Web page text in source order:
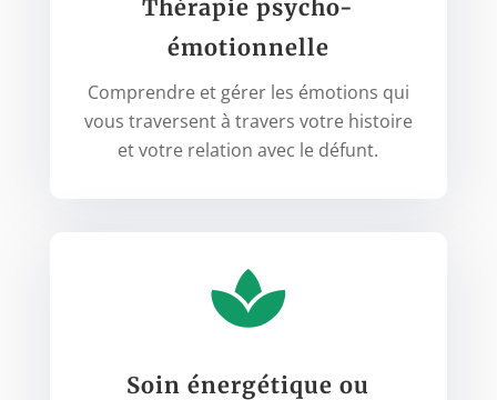
Thérapie psycho-
émotionnelle
Comprendre et gérer les émotions qui
vous traversent à travers votre histoire
et votre relation avec le défunt.

Soin énergétique ou